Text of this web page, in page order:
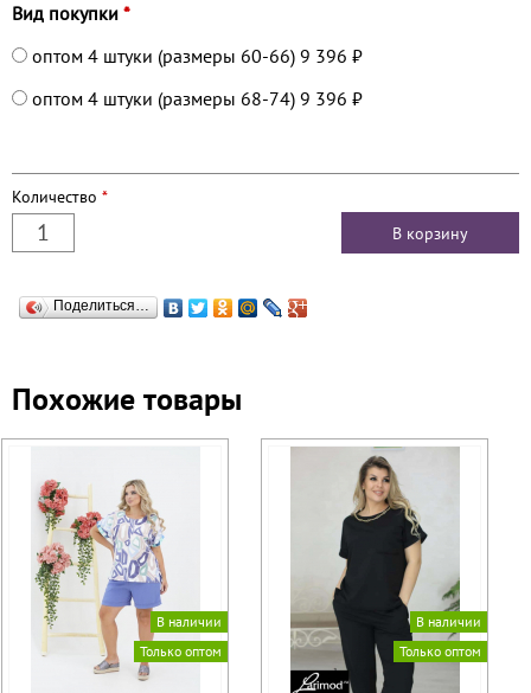
Вид покупки *
оптом 4 штуки (размеры 60-66) 9 396 ₽
оптом 4 штуки (размеры 68-74) 9 396 ₽
Количество *
Поделиться…
Похожие товары
В наличии
Только оптом
В наличии
Только оптом